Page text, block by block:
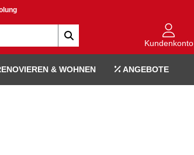
Kundenkonto
& WOHNEN ANGEBOTE